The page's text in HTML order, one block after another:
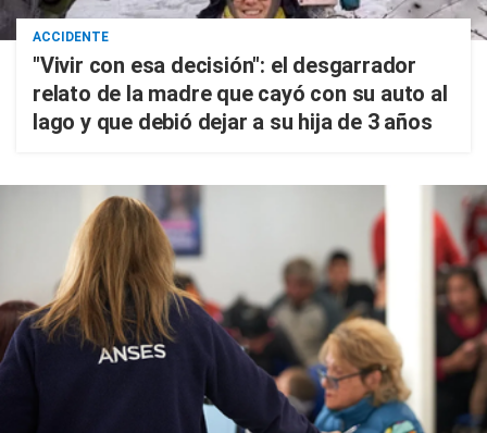
ACCIDENTE
"Vivir con esa decisión": el desgarrador
relato de la madre que cayó con su auto al
lago y que debió dejar a su hija de 3 años